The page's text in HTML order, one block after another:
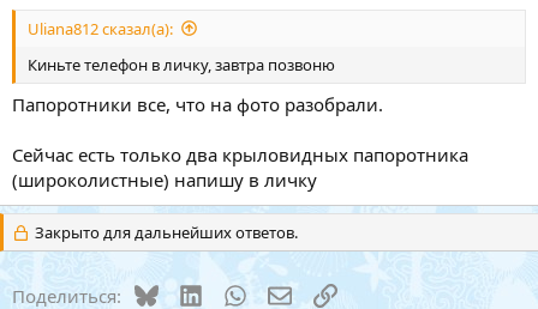
Uliana812 сказал(а):
Киньте телефон в личку, завтра позвоню
Папоротники все, что на фото разобрали.
Сейчас есть только два крыловидных папоротника
(широколистные) напишу в личку
Закрыто для дальнейших ответов.
Поделиться: BlueskyLinkedInWhatsAppЭлектронная почта
Ссылка